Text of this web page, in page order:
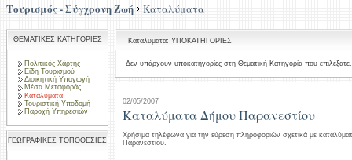
Τουρισμός - Σύγχρονη Ζωή Καταλύματα
ΘΕΜΑΤΙΚΕΣ ΚΑΤΗΓΟΡΙΕΣ
Πολιτικός Χάρτης
Είδη Τουρισμού
Διοικητική Υπαγωγή
Μέσα Μεταφοράς
Καταλύματα
Τουριστική Υποδομή
Παροχή Υπηρεσιών
ΓΕΩΓΡΑΦΙΚΕΣ ΤΟΠΟΘΕΣΙΕΣ
Καταλύματα: ΥΠΟΚΑΤΗΓΟΡΙΕΣ
Δεν υπάρχουν υποκατηγορίες στη Θεματική Κατηγορία που επιλέξατε.
02/05/2007
Καταλύματα Δήμου Παρανεστίου
Χρήσιμα τηλέφωνα για την εύρεση πληροφοριών σχετικά με
Παρανεστίου.